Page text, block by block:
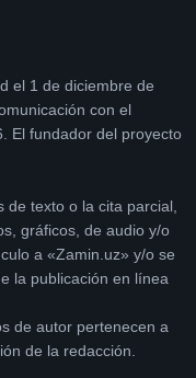
el 1 de diciembre de
con el
El fundador del proyecto
texto o la cita parcial,
gráficos, de audio y/o
a «Zamin.uz» y/o se
la publicación en línea
de autor pertenecen a
de la redacción.